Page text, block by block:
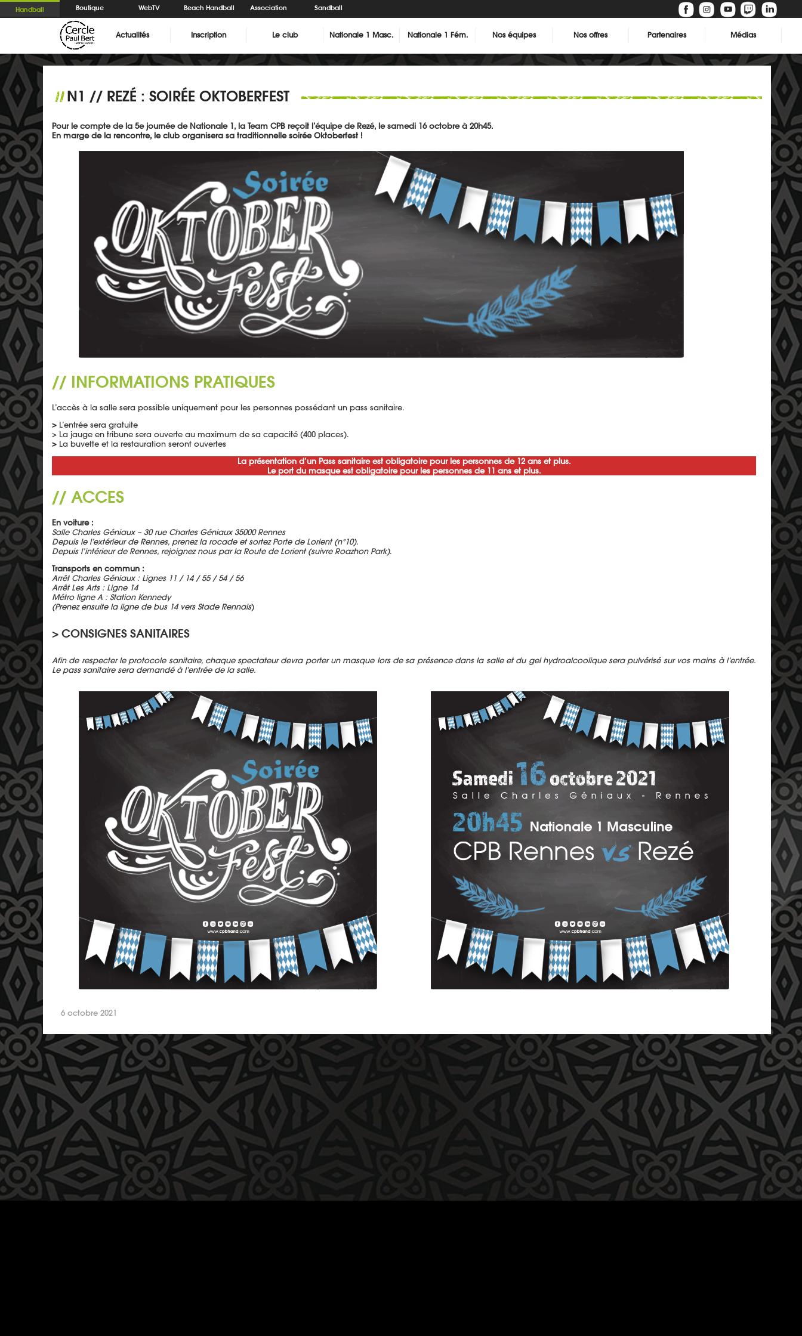
Handball Boutique WebTV Beach Handball Association Sandball
Actualités Inscription Le club Nationale 1 Masc. Nationale 1 Fém. Nos équipes Nos offres Partenaires Médias
//N1 // REZÉ : SOIRÉE OKTOBERFEST
Pour le compte de la 5e journée de Nationale 1, la Team CPB reçoit l’équipe de Rezé, le samedi 16 octobre à 20h45.
En marge de la rencontre, le club organisera sa traditionnelle soirée Oktoberfest !
// INFORMATIONS PRATIQUES
L’accès à la salle sera possible uniquement pour les personnes possédant un pass sanitaire.
> L’entrée sera gratuite
> La jauge en tribune sera ouverte au maximum de sa capacité (400 places).
> La buvette et la restauration seront ouvertes
La présentation d’un Pass sanitaire est obligatoire pour les personnes de 12 ans et plus.
Le port du masque est obligatoire pour les personnes de 11 ans et plus.
// ACCES
En voiture :
Salle Charles Géniaux – 30 rue Charles Géniaux 35000 Rennes
Depuis le l’extérieur de Rennes, prenez la rocade et sortez Porte de Lorient (n°10).
Depuis l’intérieur de Rennes, rejoignez nous par la Route de Lorient (suivre Roazhon Park).
Transports en commun :
Arrêt Charles Géniaux : Lignes 11 / 14 / 55 / 54 / 56
Arrêt Les Arts : Ligne 14
Métro ligne A : Station Kennedy
(Prenez ensuite la ligne de bus 14 vers Stade Rennais)
> CONSIGNES SANITAIRES
Afin de respecter le protocole sanitaire, chaque spectateur devra porter un masque lors de sa présence dans la salle et du gel hydroalcoolique sera pulvérisé sur vos mains à l’entrée.
Le pass sanitaire sera demandé à l’entrée de la salle.
6 octobre 2021